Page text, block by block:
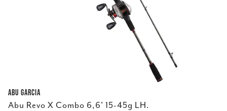
Abu Garcia
Abu Revo X Combo 6,6' 15-45g LH.